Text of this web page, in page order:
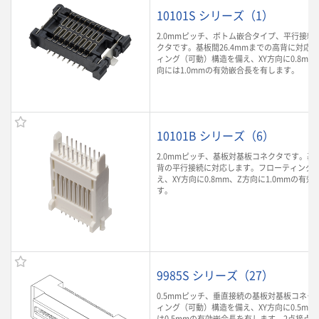
10101S シリーズ（1）
2.0mmピッチ、ボトム嵌合タイプ、平行接続
クタです。基板間26.4mmまでの高背に対応
ィング（可動）構造を備え、XY方向に
向には1.0mmの有効嵌合長を有します。
10101B シリーズ（6）
2.0mmピッチ、基板対基板コネクタです。基
背の平行接続に対応します。フローティング
え、XY方向に0.8mm、Z方向に1.0mmの有効
す。
9985S シリーズ（27）
0.5mmピッチ、垂直接続の基板対基板コネク
ィング（可動）構造を備え、XY方向に